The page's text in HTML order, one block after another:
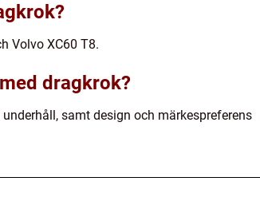
Volvo XC60 T8.
dragkrok?
samt design och märkespreferens